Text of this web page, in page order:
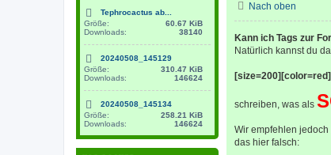
Nach oben
Kann ich Tags zur
Natürlich kannst du
schreiben, was als
Wir empfehlen jedoch
das hier falsch:
Tephrocactus ab...
Größe:
60.67 KiB
Downloads:
38140
20240508_145129
Größe:
310.47 KiB
Downloads:
146624
20240508_145134
Größe:
258.21 KiB
Downloads:
146624